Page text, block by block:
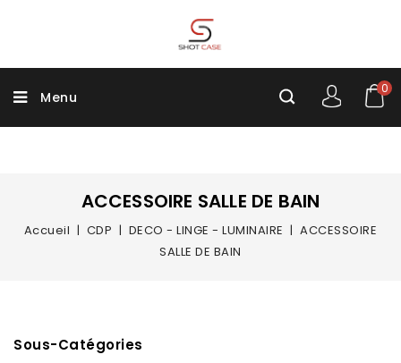
Menu
0
ACCESSOIRE SALLE DE BAIN
Accueil CDP DECO - LINGE - LUMINAIRE
ACCESSOIRE
SALLE DE BAIN
Sous-Catégories